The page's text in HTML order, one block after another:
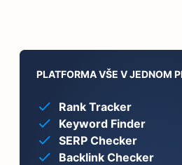
PLATFORMA VŠE V JEDNOM
Rank Tracker
Keyword Finder
SERP Checker
Backlink Checker